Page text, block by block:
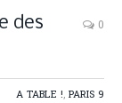
des
0
A TABLE !, PARIS 9